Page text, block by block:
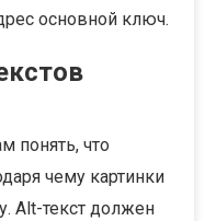
основной ключ.
понять, что
чему картинки
Alt-текст должен